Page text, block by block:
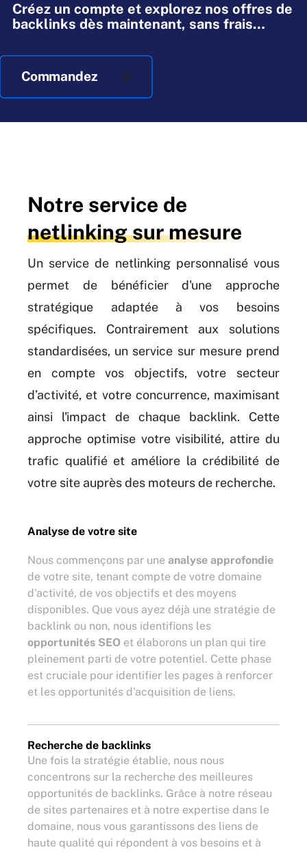
Créez un compte et explorez nos offres de
backlinks dès maintenant, sans frais
Commandez
Notre service de
netlinking sur mesure
Un service de netlinking personnalisé vous
permet de bénéficier d'une approche
stratégique adaptée à vos besoins
spécifiques. Contrairement aux solutions
standardisées, un service sur mesure prend
en compte vos objectifs, votre secteur
d’activité, et votre concurrence, maximisant
ainsi l'impact de chaque backlink. Cette
approche optimise votre visibilité, attire du
trafic qualifié et améliore la crédibilité de
votre site auprès des moteurs de recherche.
Analyse de votre site
Nous commençons par uneanalyse approfondie
de votre site, tenant compte de votre domaine
d'activité, de vos objectifs et des moyens
disponibles. Que vous ayez déjà une stratégie de
backlink ou non, nous identifions les
opportunités SEO et élaborons un plan qui tire
pleinement parti de votre potentiel. Cette phase
est cruciale pour identifier les pages à renforcer
et les opportunités d'acquisition de liens.
Recherche de backlinks
Une fois la stratégie établie, nous nous
concentrons sur la recherche des meilleures
opportunités de backlinks. Grâce à notre réseau
de sites partenaires et à notre expertise dans le
domaine, nous vous garantissons des liens de
haute qualité qui répondent à vos besoins et à